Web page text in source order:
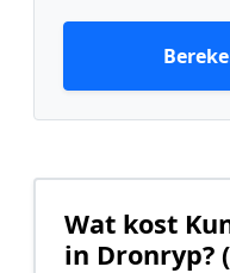
Wat kost
in Dronryp?